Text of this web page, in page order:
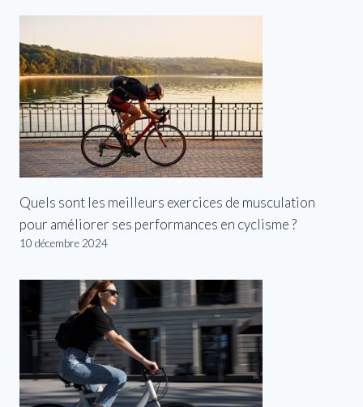
Quels sont les meilleurs exercices de musculation
pour améliorer ses performances en cyclisme ?
10 décembre 2024